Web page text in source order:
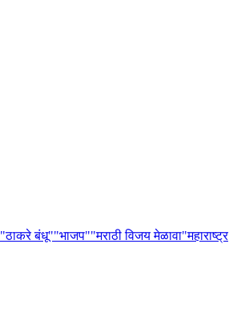
"ठाकरे बंधू""भाजप""मराठी विजय मेळावा"महाराष्ट्र